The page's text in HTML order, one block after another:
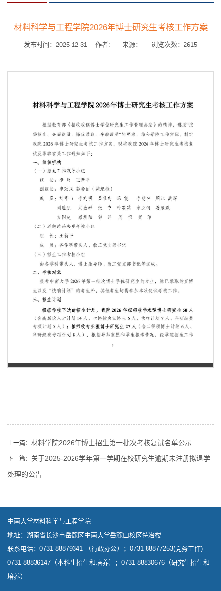
材料科学与工程学院2026年博士研究生考核工作方案
发布时间：2025-12-31 作者： 来源： 浏览次数： 2615
第 1 页
上一篇： 材料学院2026年博士招生第一批次考核复试名单公示
下一篇： 关于2025-2026学年第一学期在校研究生逾期未注册拟退学
处理的公告
中南大学材料科学与工程学院
地址：湖南省长沙市岳麓区中南大学岳麓山校区特冶楼
联系电话：0731-88879341 （行政办公）；0731-88877253(党务工作)
0731-88836147（本科生招生和培养）；0731-88830676（研究生招生和
培养）